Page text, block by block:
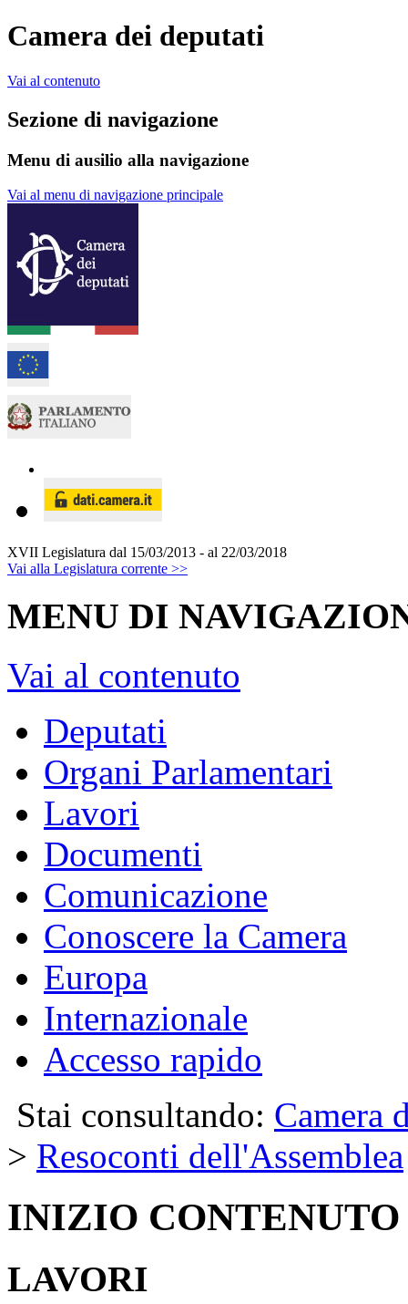
Camera dei deputati
Vai al contenuto
Sezione di navigazione
Menu di ausilio alla navigazione
Vai al menu di navigazione principale
XVII Legislatura dal 15/03/2013 - al 22/03/2018
Vai alla Legislatura corrente >>
MENU DI
Vai al contenuto
Deputati
Organi Parlamentari
Lavori
Documenti
Comunicazione
Conoscere la Camera
Europa
Internazionale
Accesso rapido
Stai consultando: Camera
> Resoconti dell'Assemblea
INIZIO CONTENUTO
LAVORI